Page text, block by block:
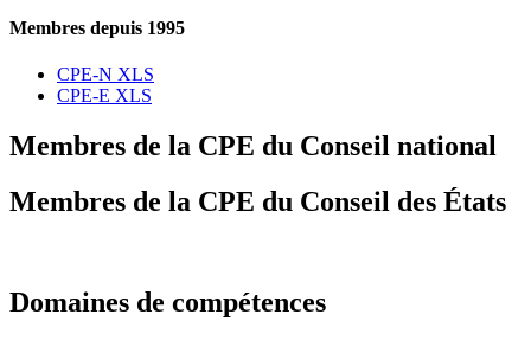
Membres depuis 1995
CPE-N XLS
CPE-E XLS
Membres de la CPE du Conseil national
Membres de la CPE du Conseil des États
Domaines de compétences